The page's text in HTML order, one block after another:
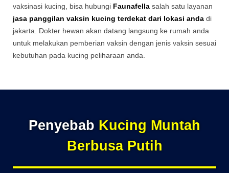
vaksinasi kucing, bisa hubungi Faunafella salah satu layanan
jasa panggilan vaksin kucing terdekat dari lokasi anda di
jakarta. Dokter hewan akan datang langsung ke rumah anda
untuk melakukan pemberian vaksin dengan jenis vaksin sesuai
kebutuhan pada kucing peliharaan anda.
Penyebab Kucing Muntah
Berbusa Putih